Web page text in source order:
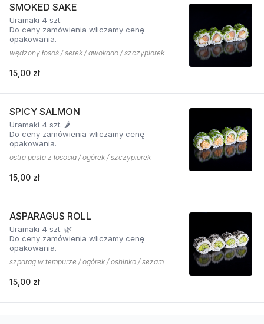
SMOKED SAKE
Uramaki 4 szt.
Do ceny zamówienia wliczamy cenę
opakowania.
wędzony łosoś / serek / awokado / szczypiorek
15,00 zł
SPICY SALMON
Uramaki 4 szt. 🌶️
Do ceny zamówienia wliczamy cenę
opakowania.
ostra pasta z łososia / ogórek / szczypiorek
15,00 zł
ASPARAGUS ROLL
Uramaki 4 szt. 🌿
Do ceny zamówienia wliczamy cenę
opakowania.
szparag w tempurze / ogórek / oshinko / sezam
15,00 zł